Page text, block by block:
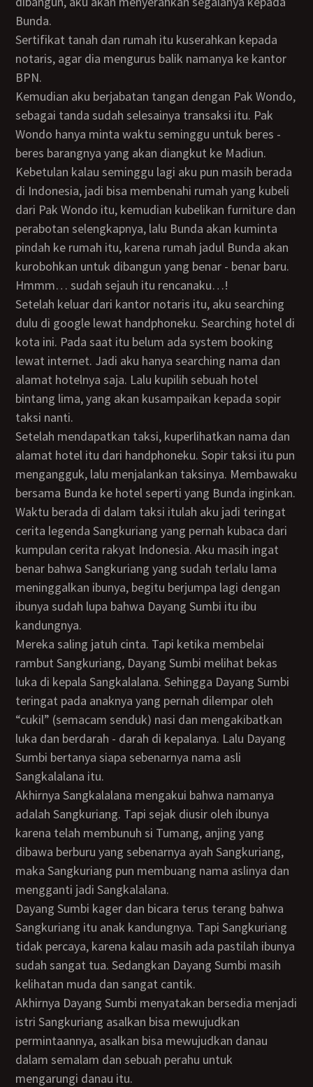
Bunda.
Sertifikat tanah dan rumah itu kuserahkan kepada
notaris, agar dia mengurus balik namanya ke kantor
BPN.
Kemudian aku berjabatan tangan dengan Pak Wondo,
sebagai tanda sudah selesainya transaksi itu. Pak
Wondo hanya minta waktu seminggu untuk beres -
beres barangnya yang akan diangkut ke Madiun.
Kebetulan kalau seminggu lagi aku pun masih berada
di Indonesia, jadi bisa membenahi rumah yang kubeli
dari Pak Wondo itu, kemudian kubelikan furniture dan
perabotan selengkapnya, lalu Bunda akan kuminta
pindah ke rumah itu, karena rumah jadul Bunda akan
kurobohkan untuk dibangun yang benar - benar baru.
Hmmm… sudah sejauh itu rencanaku…!
Setelah keluar dari kantor notaris itu, aku searching
dulu di google lewat handphoneku. Searching hotel di
kota ini. Pada saat itu belum ada system booking
lewat internet. Jadi aku hanya searching nama dan
alamat hotelnya saja. Lalu kupilih sebuah hotel
bintang lima, yang akan kusampaikan kepada sopir
taksi nanti.
Setelah mendapatkan taksi, kuperlihatkan nama dan
alamat hotel itu dari handphoneku. Sopir taksi itu pun
mengangguk, lalu menjalankan taksinya. Membawaku
bersama Bunda ke hotel seperti yang Bunda inginkan.
Waktu berada di dalam taksi itulah aku jadi teringat
cerita legenda Sangkuriang yang pernah kubaca dari
kumpulan cerita rakyat Indonesia. Aku masih ingat
benar bahwa Sangkuriang yang sudah terlalu lama
meninggalkan ibunya, begitu berjumpa lagi dengan
ibunya sudah lupa bahwa Dayang Sumbi itu ibu
kandungnya.
Mereka saling jatuh cinta. Tapi ketika membelai
rambut Sangkuriang, Dayang Sumbi melihat bekas
luka di kepala Sangkalalana. Sehingga Dayang Sumbi
teringat pada anaknya yang pernah dilempar oleh
“cukil” (semacam senduk) nasi dan mengakibatkan
luka dan berdarah - darah di kepalanya. Lalu Dayang
Sumbi bertanya siapa sebenarnya nama asli
Sangkalalana itu.
Akhirnya Sangkalalana mengakui bahwa namanya
adalah Sangkuriang. Tapi sejak diusir oleh ibunya
karena telah membunuh si Tumang, anjing yang
dibawa berburu yang sebenarnya ayah Sangkuriang,
maka Sangkuriang pun membuang nama aslinya dan
mengganti jadi Sangkalalana.
Dayang Sumbi kager dan bicara terus terang bahwa
Sangkuriang itu anak kandungnya. Tapi Sangkuriang
tidak percaya, karena kalau masih ada pastilah ibunya
sudah sangat tua. Sedangkan Dayang Sumbi masih
kelihatan muda dan sangat cantik.
Akhirnya Dayang Sumbi menyatakan bersedia menjadi
istri Sangkuriang asalkan bisa mewujudkan
permintaannya, asalkan bisa mewujudkan danau
dalam semalam dan sebuah perahu untuk
mengarungi danau itu.